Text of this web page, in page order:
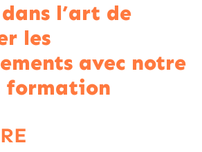
l’art de
les
avec notre
formation